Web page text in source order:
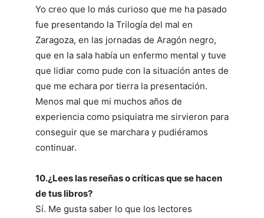
Yo creo que lo más curioso que me ha pasado
fue presentando la Trilogía del mal en
Zaragoza, en las jornadas de Aragón negro,
que en la sala había un enfermo mental y tuve
que lidiar como pude con la situación antes de
que me echara por tierra la presentación.
Menos mal que mi muchos años de
experiencia como psiquiatra me sirvieron para
conseguir que se marchara y pudiéramos
continuar.
10.¿Lees las reseñas o críticas que se hacen
de tus libros?
Sí. Me gusta saber lo que los lectores